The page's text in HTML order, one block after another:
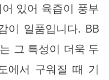
있어 육즙이 풍부
이 일품입니다. BB
그 특성이 더욱 두
에서 구워질 때 기